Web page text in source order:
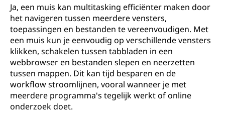
Ja, een muis kan multitasking efficiënter maken door
het navigeren tussen meerdere vensters,
toepassingen en bestanden te vereenvoudigen. Met
een muis kun je eenvoudig op verschillende vensters
klikken, schakelen tussen tabbladen in een
webbrowser en bestanden slepen en neerzetten
tussen mappen. Dit kan tijd besparen en de
workflow stroomlijnen, vooral wanneer je met
meerdere programma's tegelijk werkt of online
onderzoek doet.